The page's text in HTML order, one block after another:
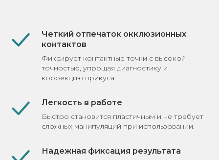
Четкий отпечаток окклюзионных
контактов
Фиксирует контактные точки с высокой
точностью, упрощая диагностику и
коррекцию прикуса.
Легкость в работе
Быстро становится пластичным и не требует
сложных манипуляций при использовании.
Надежная фиксация результата